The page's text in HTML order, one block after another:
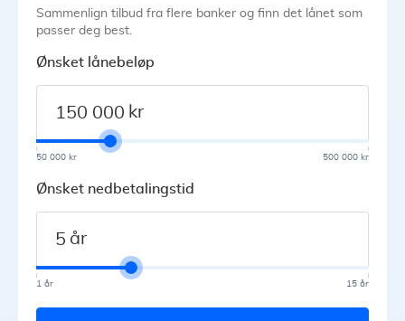
Sammenlign tilbud fra flere banker og finn det lånet som
passer deg best.
Ønsket lånebeløp
kr
500 000 kr
50 000 kr
Ønsket nedbetalingstid
år
15 år
1 år